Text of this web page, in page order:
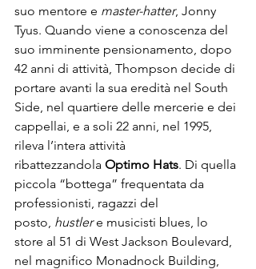
suo mentore e master-hatter, Jonny
Tyus. Quando viene a conoscenza del
suo imminente pensionamento, dopo
42 anni di attività, Thompson decide di
portare avanti la sua eredità nel South
Side, nel quartiere delle mercerie e dei
cappellai, e a soli 22 anni, nel 1995,
rileva l’intera attività
ribattezzandola Optimo Hats. Di quella
piccola “bottega” frequentata da
professionisti, ragazzi del
posto, hustler e musicisti blues, lo
store al 51 di West Jackson Boulevard,
nel magnifico Monadnock Building,